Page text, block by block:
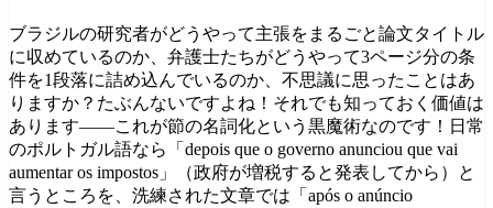
ブラジルの研究者がどうやって主張をまるごと論文タイトル
に収めているのか、弁護士たちがどうやって3ページ分の条
件を1段落に詰め込んでいるのか、不思議に思ったことはあ
りますか？たぶんないですよね！それでも知っておく価値は
あります——これが節の名詞化という黒魔術なのです！日常
のポルトガル語なら「depois que o governo anunciou que vai
aumentar os impostos」（政府が増税すると発表してから）と
言うところを、洗練された文章では「após o anúncio